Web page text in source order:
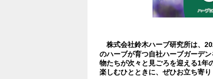
株式会社鈴木ハーブ研究所は、
のハーブが育つ自社ハーブガーデ
物たちが次々と見ごろを迎える1年
楽しむひとときに、ぜひお立ち寄り